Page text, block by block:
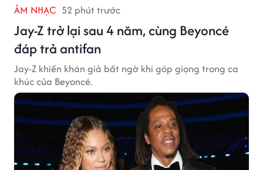
ÂM NHẠC 52 phút trước
Jay-Z trở lại sau 4 năm, cùng Beyoncé
đáp trả antifan
Jay-Z khiến khán giả bất ngờ khi góp giọng trong ca
khúc của Beyoncé.